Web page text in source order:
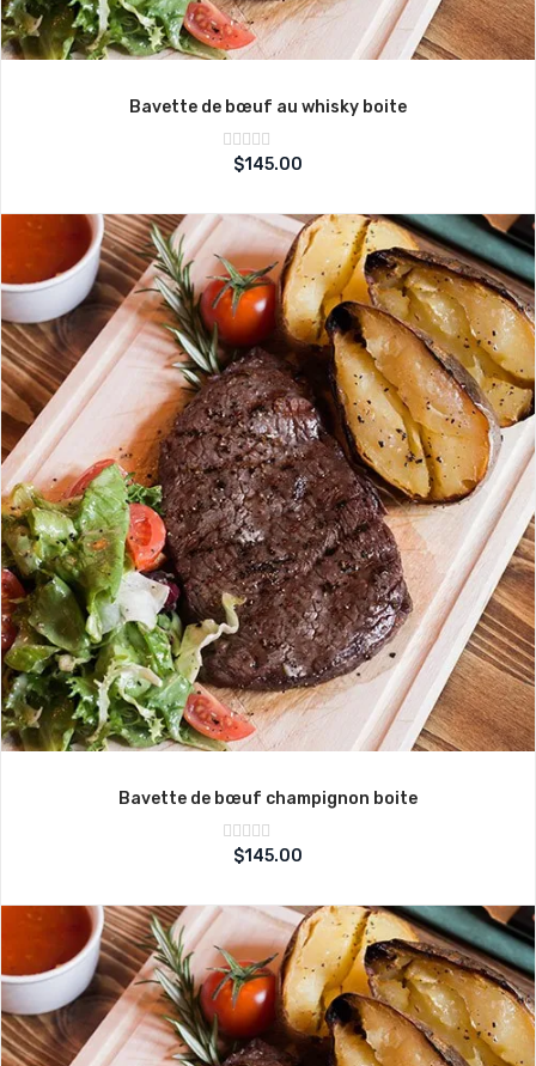
Bavette de bœuf au whisky boite
Note
sur
$145.00
Bavette de bœuf champignon boite
Note
sur
$145.00